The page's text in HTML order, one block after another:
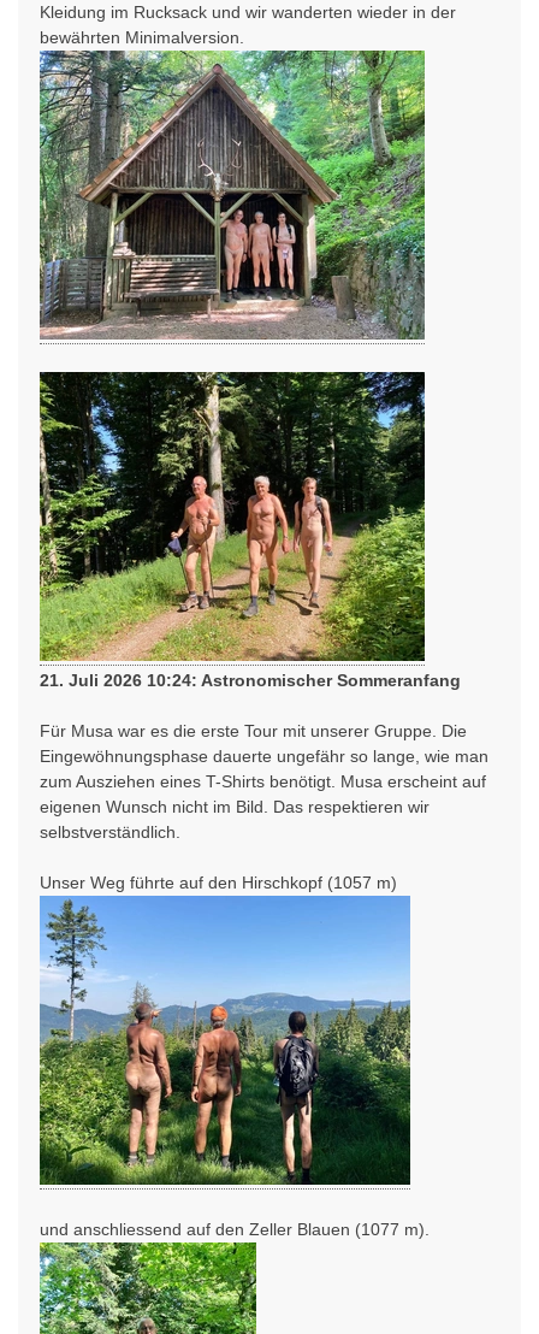
Kleidung im Rucksack und wir wanderten wieder in der
bewährten Minimalversion.
21. Juli 2026 10:24: Astronomischer Sommeranfang
Für Musa war es die erste Tour mit unserer Gruppe. Die
Eingewöhnungsphase dauerte ungefähr so lange, wie man
zum Ausziehen eines T-Shirts benötigt. Musa erscheint auf
eigenen Wunsch nicht im Bild. Das respektieren wir
selbstverständlich.
Unser Weg führte auf den Hirschkopf (1057 m)
und anschliessend auf den Zeller Blauen (1077 m).